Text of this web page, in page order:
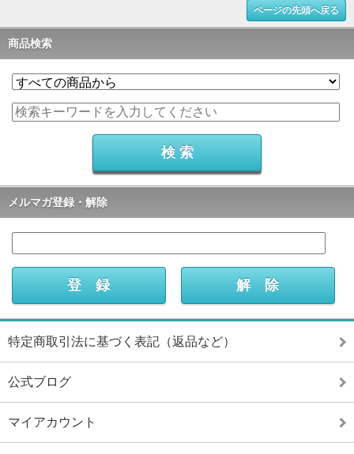
ページの先頭へ戻る
商品検索
メルマガ登録・解除
特定商取引法に基づく表記（返品など）
公式ブログ
マイアカウント